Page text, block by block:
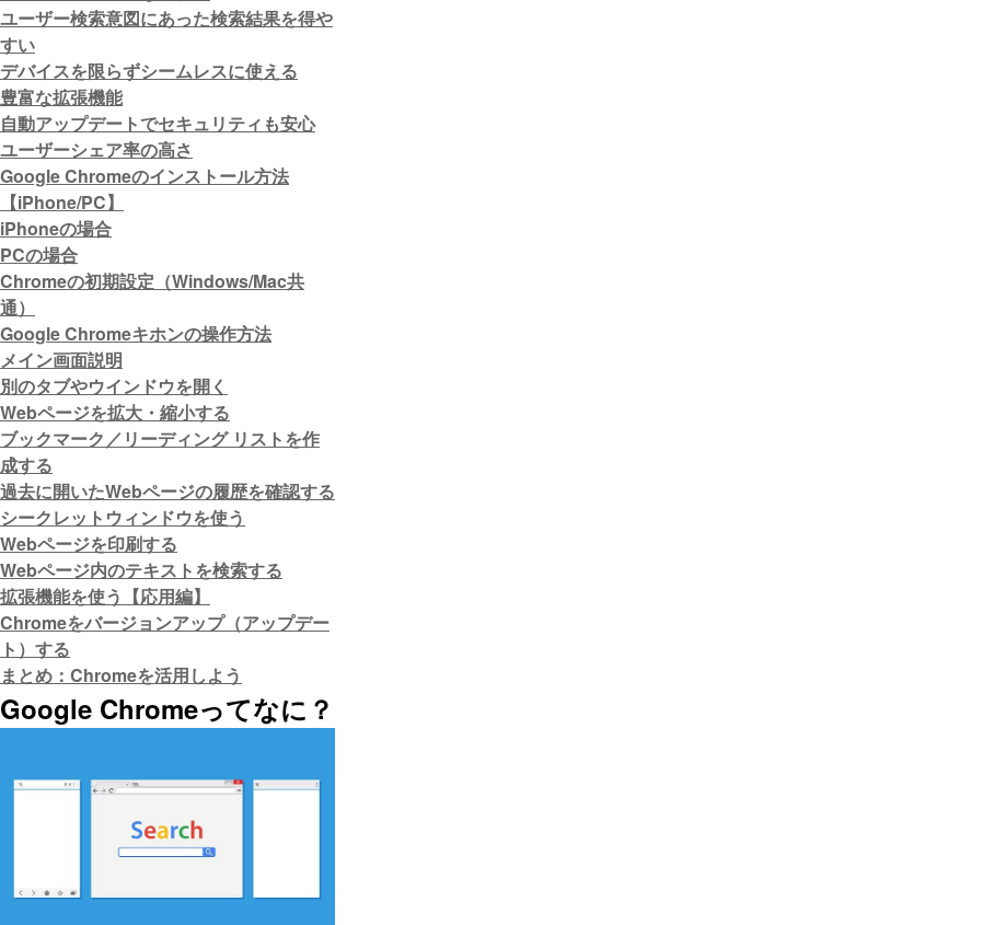
ユーザー検索意図にあった検索結果を得や
すい
デバイスを限らずシームレスに使える
豊富な拡張機能
自動アップデートでセキュリティも安心
ユーザーシェア率の高さ
Google Chromeのインストール方法
【iPhone/PC】
iPhoneの場合
PCの場合
Chromeの初期設定（Windows/Mac共
通）
Google Chromeキホンの操作方法
メイン画面説明
別のタブやウインドウを開く
Webページを拡大・縮小する
ブックマーク／リーディング リストを作
成する
過去に開いたWebページの履歴を確認する
シークレットウィンドウを使う
Webページを印刷する
Webページ内のテキストを検索する
拡張機能を使う【応用編】
Chromeをバージョンアップ（アップデー
ト）する
まとめ：Chromeを活用しよう
Google Chromeってなに？